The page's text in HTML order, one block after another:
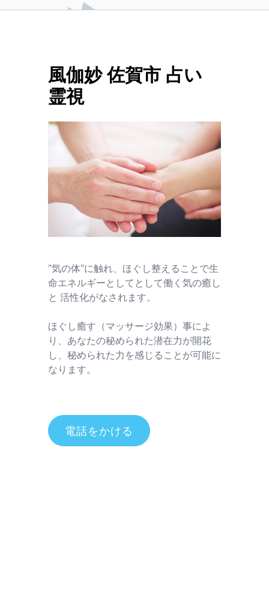
占いにご興味がある方は、一度【風伽
風伽妙 佐賀市 占い
霊視
"気の体"に触れ、ほぐし整えることで生
命エネルギーとしてとして働く気の癒し
と 活性化がなされます。
ほぐし癒す（マッサージ効果）事によ
り、あなたの秘められた潜在力が開花
し、秘められた力を感じることが可能に
なります。
電話をかける